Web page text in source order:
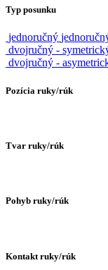
Typ posunku
jednoručný
dvojručný -
dvojručný -
Pozícia ruky/rúk
Tvar ruky/rúk
Pohyb ruky/rúk
Kontakt ruky/rúk